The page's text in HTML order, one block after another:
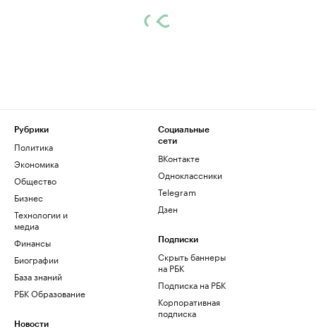
Рубрики
Политика
Экономика
Общество
Бизнес
Технологии и
медиа
Финансы
Биографии
База знаний
РБК Образование
Новости
Социальные
сети
ВКонтакте
Одноклассники
Telegram
Дзен
Подписки
Скрыть баннеры
на РБК
Подписка на РБК
Корпоративная
подписка